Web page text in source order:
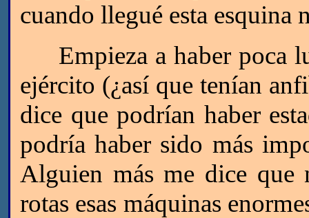
cuando llegué esta esquina
Empieza a haber poca
ejército (¿así que tenían
dice que podrían haber
podría haber sido más
Alguien más me dice que
rotas esas máquinas